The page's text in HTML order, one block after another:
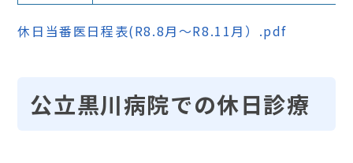
休日当番医日程表(R8.8月～R8.11月）.pdf
公立黒川病院での休日診療